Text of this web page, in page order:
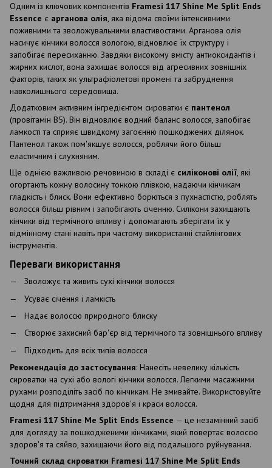
Одним із ключових компонентів Framesi 117 Shine Me Split Ends
Essence є арганова олія, яка відома своїми інтенсивними
поживними та зволожувальними властивостями. Арганова олія
насичує кінчики волосся вологою, відновлює їх структуру і
запобігає пересиханню. Завдяки високому вмісту антиоксидантів і
жирних кислот, вона захищає волосся від агресивних зовнішніх
факторів, таких як ультрафіолетові промені та забруднення
навколишнього середовища.
Додатковим активним інгредієнтом сироватки є пантенол
(провітамін B5). Він відновлює водний баланс волосся, запобігає
ламкості та сприяє швидкому загоєнню пошкоджених ділянок.
Пантенол також пом'якшує волосся, роблячи його більш
еластичним і слухняним.
Ще однією важливою речовиною в складі є силіконові олії, які
огортають кожну волосину тонкою плівкою, надаючи кінчикам
гладкість і блиск. Вони ефективно борються з пухнастістю, роблять
волосся більш рівним і запобігають січенню. Силікони захищають
кінчики від термічного впливу і допомагають зберігати їх у
відмінному стані навіть при частому використанні стайлінгових
інструментів.
Переваги використання
Зволожує та живить сухі кінчики волосся
Усуває січення і ламкість
Надає волоссю природного блиску
Створює захисний бар'єр від термічного та зовнішнього впливу
Підходить для всіх типів волосся
Рекомендація до застосування: Нанесіть невелику кількість
сироватки на сухі або вологі кінчики волосся. Легкими масажними
рухами розподіліть засіб по кінчикам. Не змивайте. Використовуйте
щодня для підтримання здоров'я і краси волосся.
Framesi 117 Shine Me Split Ends Essence — це незамінний засіб
для догляду за пошкодженими кінчиками, який повертає волоссю
здоров'я та сяйво, захищаючи його від подальшого руйнування.
Точний склад сироватки Framesi 117 Shine Me Split Ends